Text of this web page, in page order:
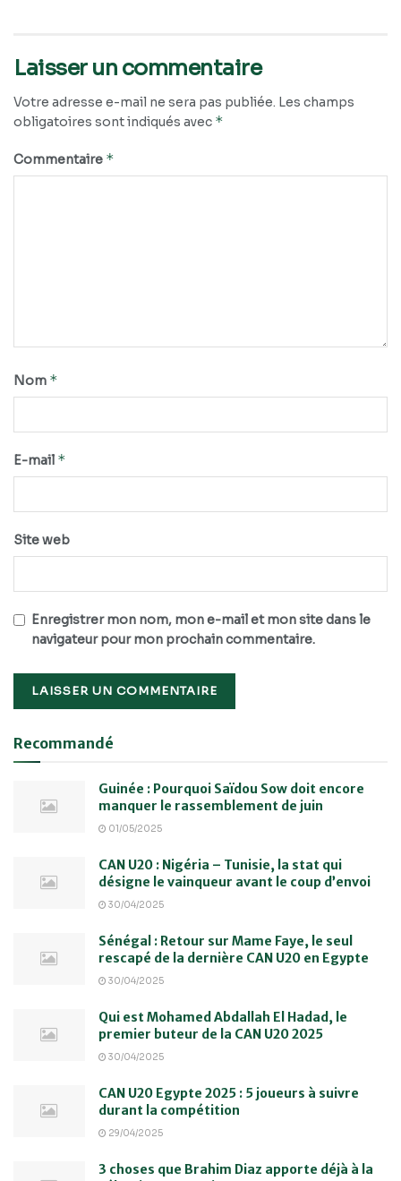
Laisser un commentaire
Votre adresse e-mail ne sera pas publiée. Les champs
obligatoires sont indiqués avec *
Commentaire *
Nom *
E-mail *
Site web
Enregistrer mon nom, mon e-mail et mon site dans le
navigateur pour mon prochain commentaire.
Recommandé
Guinée : Pourquoi Saïdou Sow doit encore
manquer le rassemblement de juin
01/05/2025
CAN U20 : Nigéria – Tunisie, la stat qui
désigne le vainqueur avant le coup d’envoi
30/04/2025
Sénégal : Retour sur Mame Faye, le seul
rescapé de la dernière CAN U20 en Egypte
30/04/2025
Qui est Mohamed Abdallah El Hadad, le
premier buteur de la CAN U20 2025
30/04/2025
CAN U20 Egypte 2025 : 5 joueurs à suivre
durant la compétition
29/04/2025
3 choses que Brahim Diaz apporte déjà à la